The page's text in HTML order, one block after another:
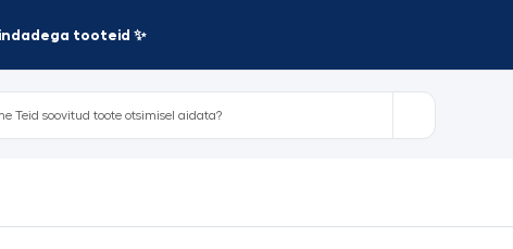
tooteid ✨